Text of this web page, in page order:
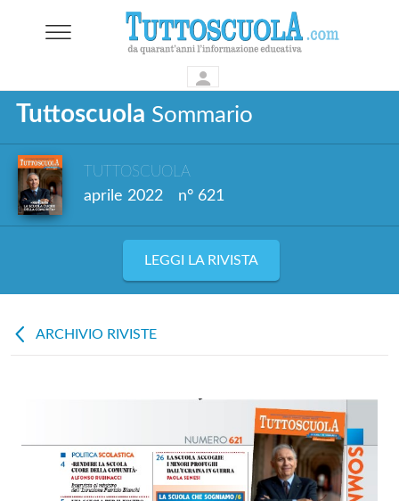
Tuttoscuola Sommario
TUTTOSCUOLA
aprile 2022 n° 621
LEGGI LA RIVISTA
ARCHIVIO RIVISTE